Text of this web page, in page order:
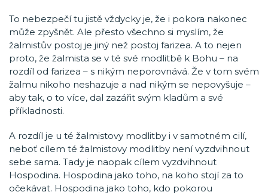
To nebezpečí tu jistě vždycky je, že i pokora nakonec
může zpyšnět. Ale přesto všechno si myslím, že
žalmistův postoj je jiný než postoj farizea. A to nejen
proto, že žalmista se v té své modlitbě k Bohu – na
rozdíl od farizea – s nikým neporovnává. Že v tom svém
žalmu nikoho neshazuje a nad nikým se nepovyšuje –
aby tak, o to více, dal zazářit svým kladům a své
příkladnosti.
A rozdíl je u té žalmistovy modlitby i v samotném cilí,
neboť cílem té žalmistovy modlitby není vyzdvihnout
sebe sama. Tady je naopak cílem vyzdvihnout
Hospodina. Hospodina jako toho, na koho stojí za to
očekávat. Hospodina jako toho, kdo pokorou